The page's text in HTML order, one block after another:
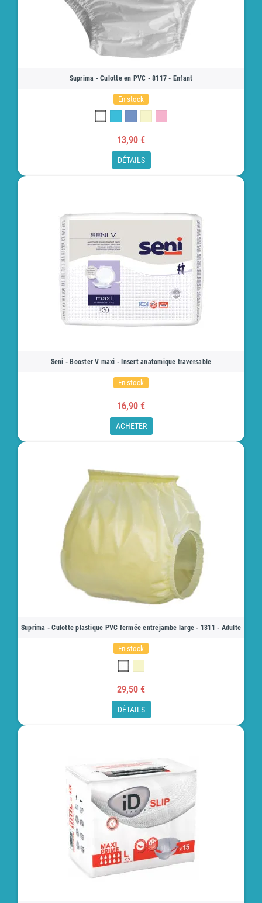
Suprima - Culotte en PVC - 8117 - Enfant
En stock
13,90 €
DÉTAILS
Seni - Booster V maxi - Insert anatomique traversable
En stock
16,90 €
ACHETER
Suprima - Culotte plastique PVC fermée entrejambe large - 1311 - Adulte
En stock
29,50 €
DÉTAILS